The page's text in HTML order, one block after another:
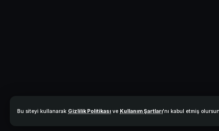
Bu siteyi kullanarak Gizlilik Politikası ve Kullanım Şartları'nı kabul etmiş